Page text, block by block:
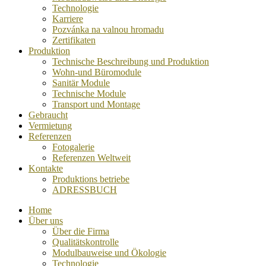
Technologie
Karriere
Pozvánka na valnou hromadu
Zertifikaten
Produktion
Technische Beschreibung und Produktion
Wohn-und Büromodule
Sanitär Module
Technische Module
Transport und Montage
Gebraucht
Vermietung
Referenzen
Fotogalerie
Referenzen Weltweit
Kontakte
Produktions betriebe
ADRESSBUCH
Home
Über uns
Über die Firma
Qualitätskontrolle
Modulbauweise und Ökologie
Technologie